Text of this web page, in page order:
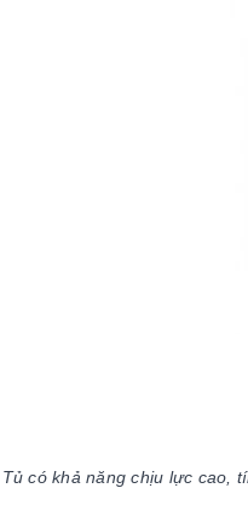
Tủ có khả năng chịu lực cao,